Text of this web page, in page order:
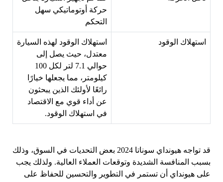
حركة أوتوماتيكي سهل
التحكم
استهلاك الوقود
استهلاك الوقود لهذه السيارة
معتدل، حيث يصل إلى
حوالي 7.1 لتر لكل 100
كيلومتر، مما يجعلها خيارًا
رائعًا لأولئك الذين يبحثون
عن أداء قوي مع الاقتصاد
في استهلاك الوقود.
قد تواجه هيونداي سوناتا 2024 بعض التحديات في السوق، وذلك
بسبب المنافسة الشديدة وتوقعات العملاء العالية. ولذلك يجب
على هيونداي أن تستمر في التطوير والتحسين للحفاظ على